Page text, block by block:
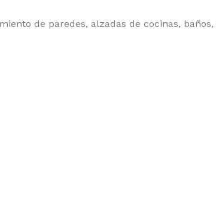
de paredes, alzadas de cocinas,